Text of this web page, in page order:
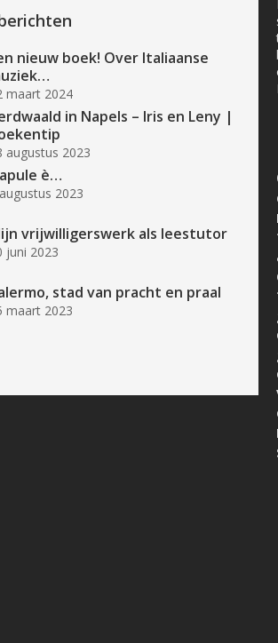
nieuw boek! Over Italiaanse
maart 2024
in Napels – Iris en Leny |
augustus 2023
è…
2023
vrijwilligerswerk als leestutor
juni 2023
stad van pracht en praal
maart 2023